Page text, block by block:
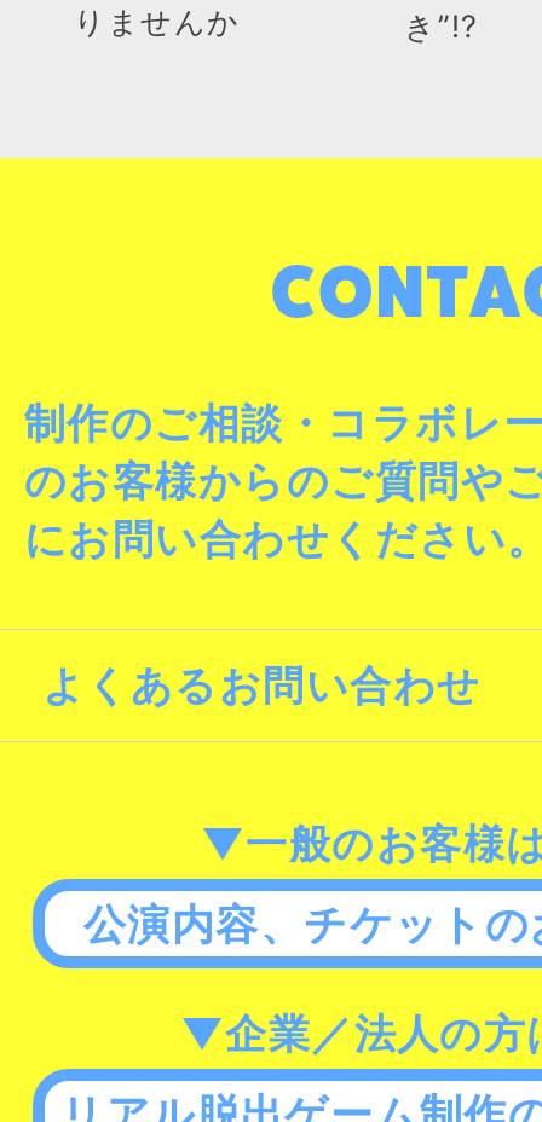
りませんか
き”!?
制作のご相談・コラボレ
のお客様からのご質問や
にお問い合わせください
よくあるお問い合わせ
▼一般のお客様
公演内容、チケット
▼企業／法人の方